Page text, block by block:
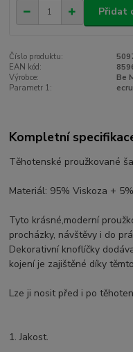
Přidat
Číslo produktu:
EAN kód:
Výrobce:
Be
Parametr 1:
Kompletní
Těhotenské proužkované
Materiál: 95% Viskoza +
Tyto krásné,moderní
procházky, návštěvy i do
Dekorativní knoflíčky
kojení je zajištěné díky
Lze ji nosit před i po
1. Jakost.